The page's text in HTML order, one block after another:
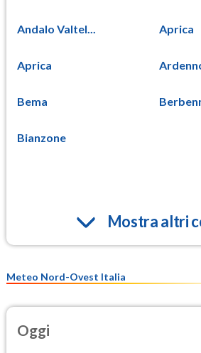
Andalo Valtel... Aprica
Aprica
Bema
Bianzone
Mostra altri
Meteo Nord-Ovest Italia
Oggi